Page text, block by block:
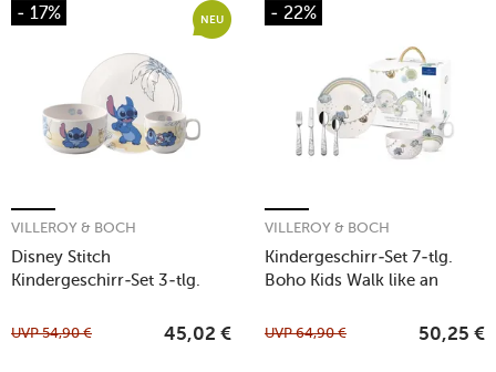
- 17% NEU
Disney Stitch
Kindergeschirr-Set 3-tlg.
VILLEROY & BOCH
UVP54,90 € 45,02 €
- 22%
Kindergeschirr-Set 7-tlg.
Boho Kids Walk like an
VILLEROY & BOCH
UVP64,90 € 50,25 €